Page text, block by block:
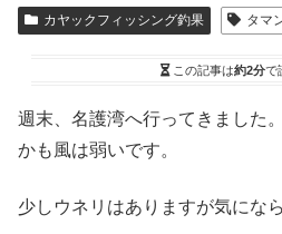
カヤックフィッシング釣果 タマ
この記事は約2分で
週末、名護湾へ行ってきました
かも風は弱いです。
少しウネリはありますが気にな